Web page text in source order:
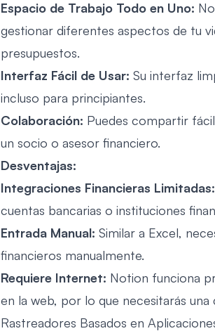
Espacio de Trabajo Todo en Uno:
gestionar diferentes aspectos de tu
presupuestos.
Interfaz Fácil de Usar: Su interfaz
incluso para principiantes.
Colaboración: Puedes compartir
un socio o asesor financiero.
Desventajas:
Integraciones Financieras Limitadas:
cuentas bancarias o instituciones
Entrada Manual: Similar a Excel,
financieros manualmente.
Requiere Internet: Notion funciona
en la web, por lo que necesitarás
Rastreadores Basados en